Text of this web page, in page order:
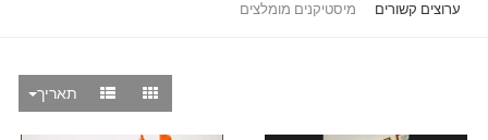
ערוצים קשורים מיסטיקנים מומלצים
תאריך